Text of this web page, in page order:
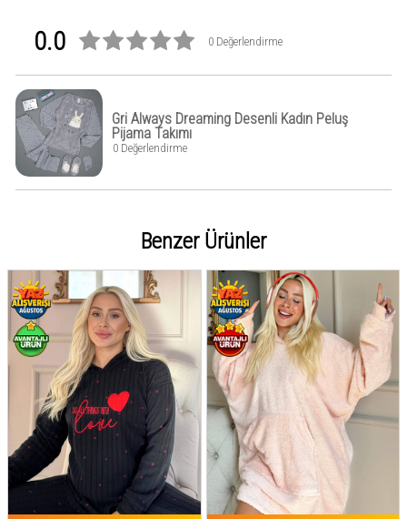
0.0 0 Değerlendirme
Gri Always Dreaming Desenli Kadın Peluş
Pijama Takımı
0 Değerlendirme
Benzer Ürünler